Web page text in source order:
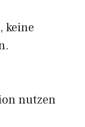
keine
nutzen